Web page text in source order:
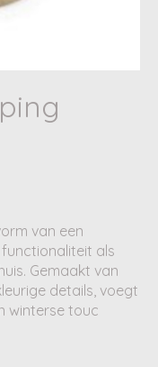
van een
als
Gemaakt van
details, voegt
winterse touc